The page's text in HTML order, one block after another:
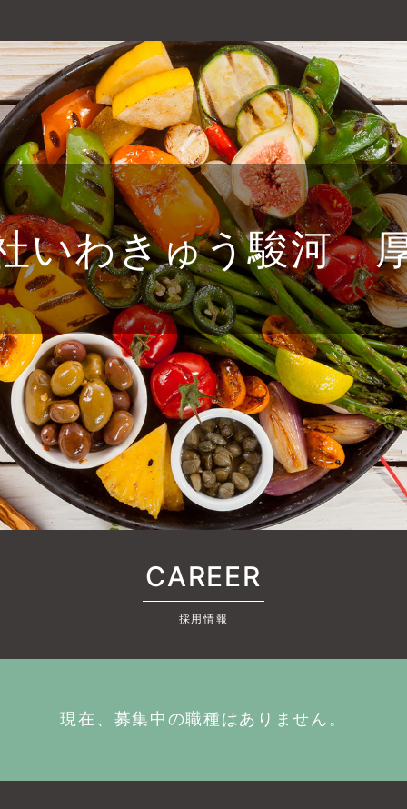
いわきゅう駿河
CAREER
採用情報
現在、募集中の職種はありません。